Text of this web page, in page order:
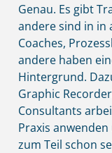
Genau. Es gibt
andere sind in in
Coaches,
andere haben
Hintergrund.
Graphic
Consultants
Praxis
zum Teil schon